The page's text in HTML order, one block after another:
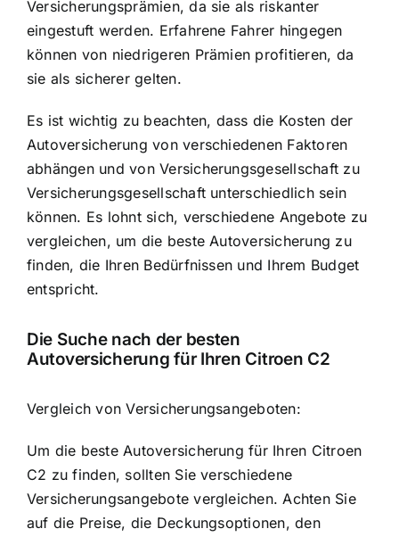
Versicherungsprämien, da sie als riskanter
eingestuft werden. Erfahrene Fahrer hingegen
können von niedrigeren Prämien profitieren, da
sie als sicherer gelten.
Es ist wichtig zu beachten, dass die Kosten der
Autoversicherung von verschiedenen Faktoren
abhängen und von Versicherungsgesellschaft zu
Versicherungsgesellschaft unterschiedlich sein
können. Es lohnt sich, verschiedene Angebote zu
vergleichen, um die beste Autoversicherung zu
finden, die Ihren Bedürfnissen und Ihrem Budget
entspricht.
Die Suche nach der besten
Autoversicherung für Ihren Citroen C2
Vergleich von Versicherungsangeboten:
Um die beste Autoversicherung für Ihren Citroen
C2 zu finden, sollten Sie verschiedene
Versicherungsangebote vergleichen. Achten Sie
auf die Preise, die Deckungsoptionen, den